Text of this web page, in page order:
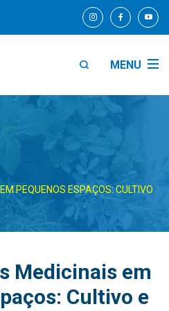
MENU
PEQUENOS ESPAÇOS: CULTIVO
Medicinais em
Cultivo e